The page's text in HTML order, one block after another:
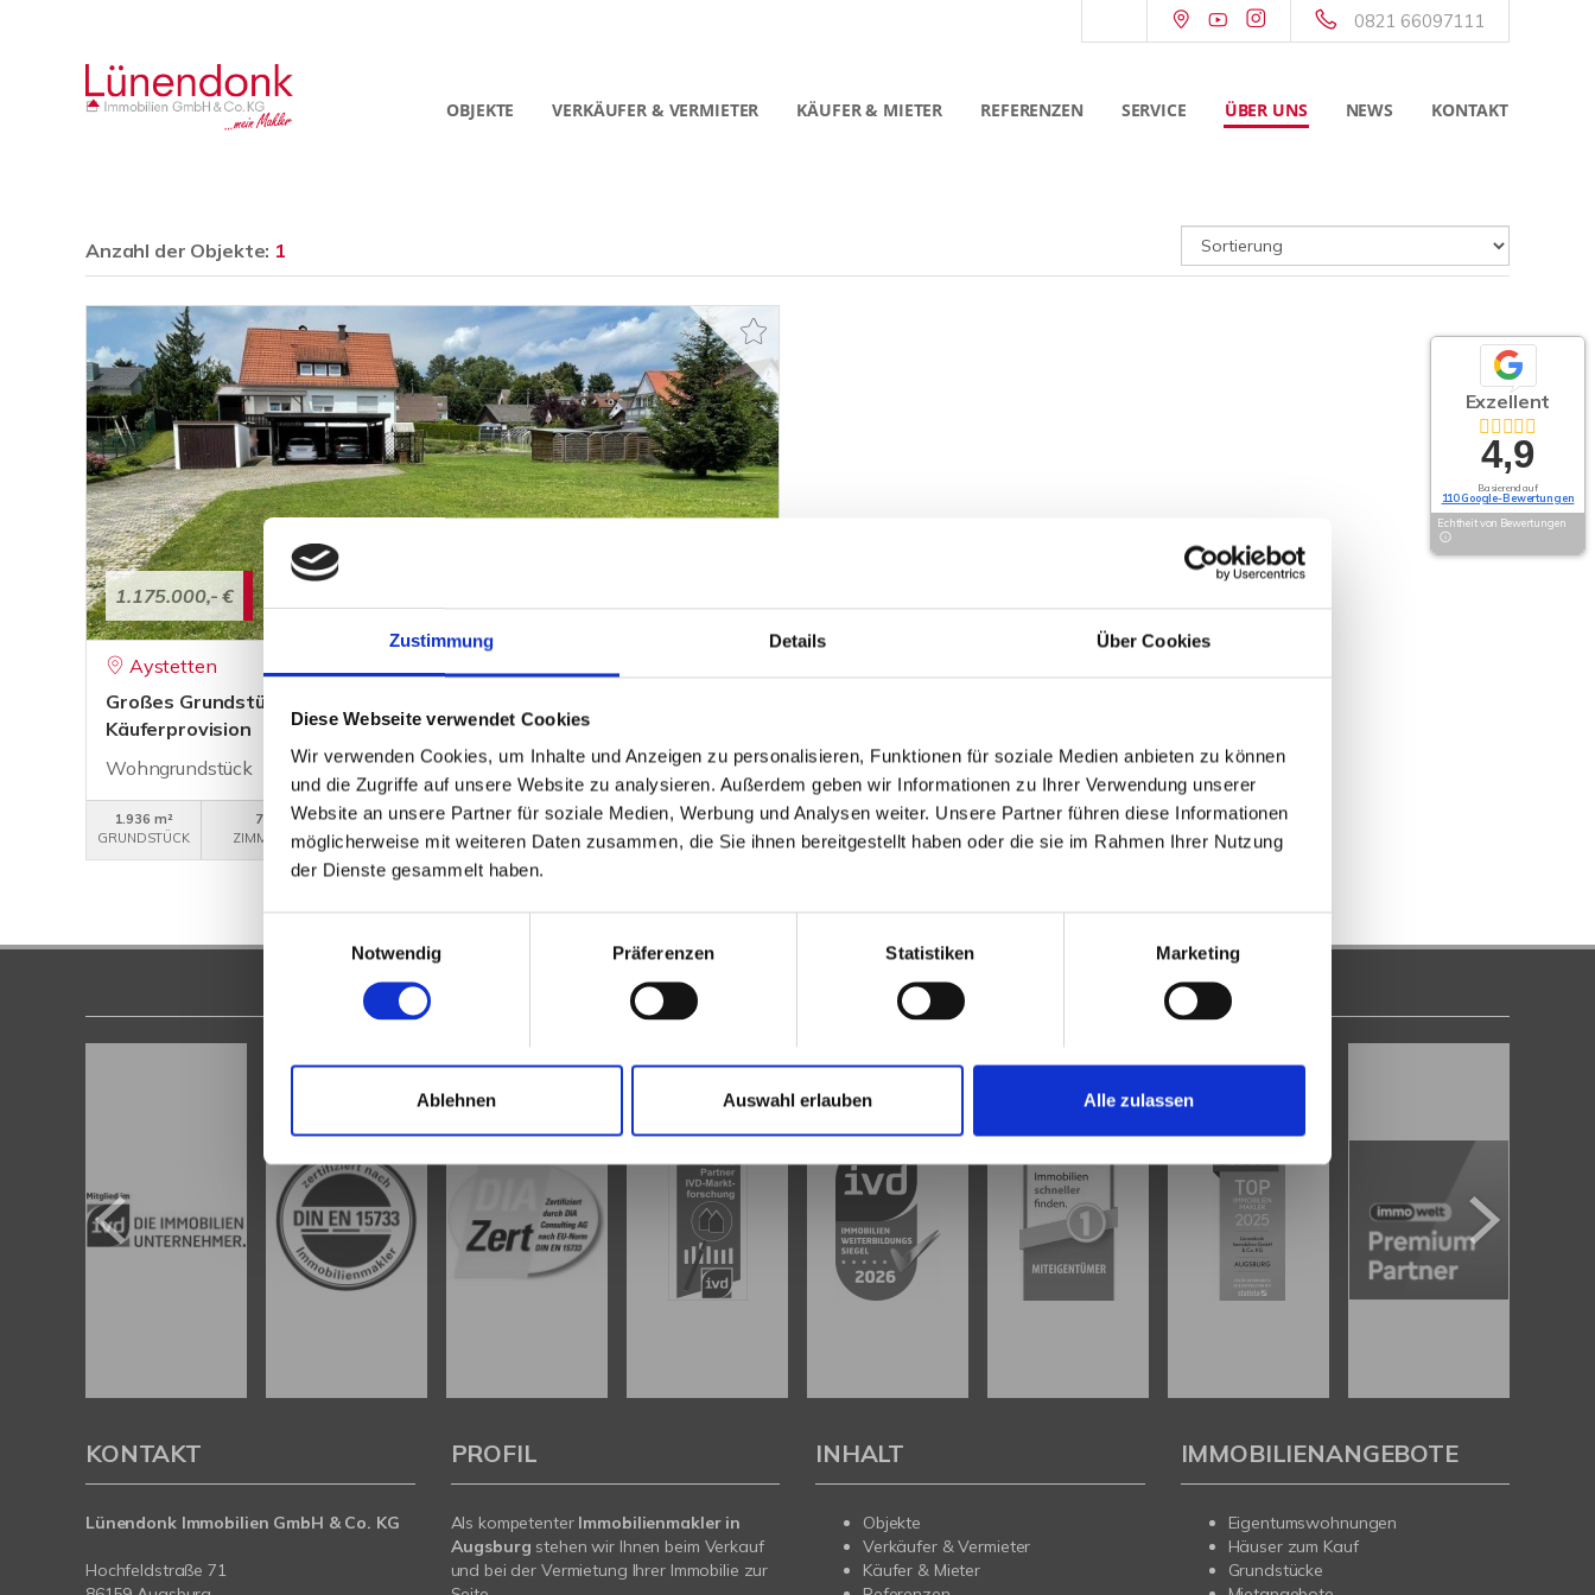
Zustimmung Details Über Cookies
Diese Webseite verwendet Cookies
Wir verwenden Cookies, um Inhalte und Anzeigen zu personalisieren, Funktionen für soziale Medien anbieten zu können
und die Zugriffe auf unsere Website zu analysieren. Außerdem geben wir Informationen zu Ihrer Verwendung unserer
Website an unsere Partner für soziale Medien, Werbung und Analysen weiter. Unsere Partner führen diese Informationen
möglicherweise mit weiteren Daten zusammen, die Sie ihnen bereitgestellt haben oder die sie im Rahmen Ihrer Nutzung
der Dienste gesammelt haben.
Notwendig
Präferenzen Statistiken Marketing
Ablehnen Auswahl erlauben Alle zulassen
0821 66097111
OBJEKTE VERKÄUFER & VERMIETER KÄUFER & MIETER REFERENZEN SERVICE ÜBER UNS NEWS KONTAKT
Anzahl der Objekte: 1
1.175.000,- €
Aystetten
Großes Grundstück in Aystetten (bebaut mit älterem Haus) - OHNE
Käuferprovision
Wohngrundstück
1.936 m²
GRUNDSTÜCK
7
ZIMMER
425
OBJEKTNUMMER
ZUM EXPOSÉ
Exzellent
4,9
Basierend auf
110 Google-Bewertungen
Echtheit von Bewertungen
UNSERE PARTNER & AUSZEICHNUNGEN
KONTAKT
Lünendonk Immobilien GmbH & Co. KG
Hochfeldstraße 71
PROFIL
Als kompetenter Immobilienmakler in
Augsburg stehen wir Ihnen beim Verkauf
und bei der Vermietung Ihrer Immobilie zur
INHALT
Objekte
Verkäufer & Vermieter
Käufer & Mieter
IMMOBILIENANGEBOTE
Eigentumswohnungen
Häuser zum Kauf
Grundstücke